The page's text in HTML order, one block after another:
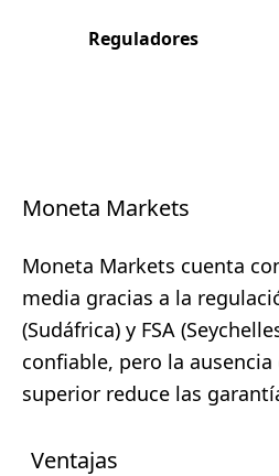
Reguladores
Moneta Markets
Moneta Markets cuenta
media gracias a la
(Sudáfrica) y FSA
confiable, pero la
superior reduce las
Ventajas